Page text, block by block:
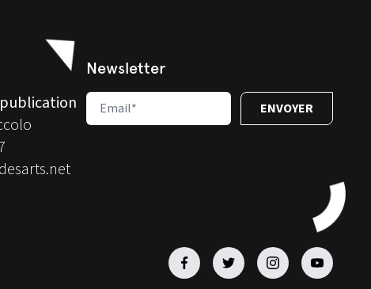
Newsletter
FacebookFacebookFacebookFacebook